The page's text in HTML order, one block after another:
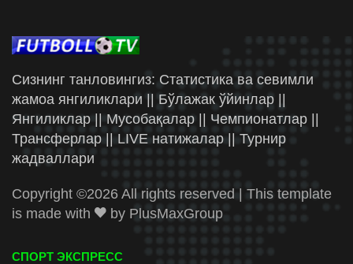
Сизнинг танловингиз: Статистика ва севимли
жамоа янгиликлари || Бўлажак ўйинлар ||
Янгиликлар || Мусобақалар || Чемпионатлар ||
Трансферлар || LIVE натижалар || Турнир
жадваллари
Copyright ©2026 All rights reserved | This template
is made with
by PlusMaxGroup
СПОРТ ЭКСПРЕСС